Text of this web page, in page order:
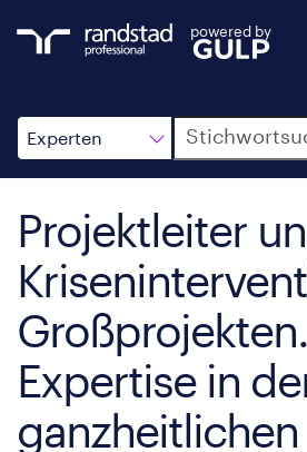
powered by
Experten
Suche
Projektleiter
Großprojekten.
Expertise in
ganzheitlichen